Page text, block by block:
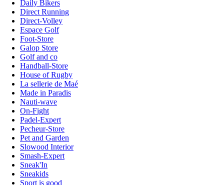
Daily Bikers
Direct Running
Direct-Volley
Espace Golf
Foot-Store
Galop Store
Golf and co
Handball-Store
House of Rugby
La sellerie de Maé
Made in Paradis
Nauti-wave
On-Fight
Padel-Expert
Pecheur-Store
Pet and Garden
Slowood Interior
Smash-Expert
Sneak'In
Sneakids
Sport is good